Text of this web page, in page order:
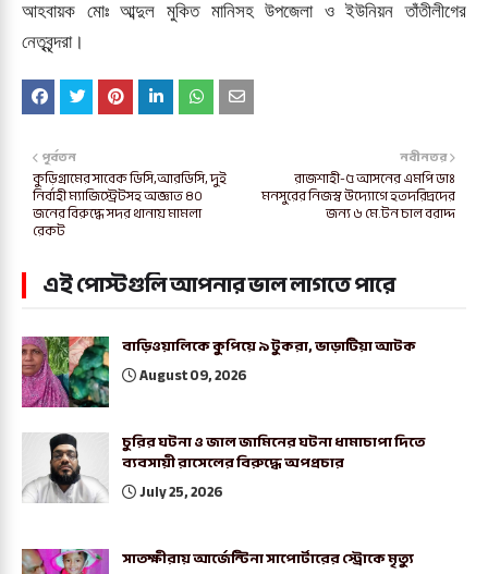
আহবায়ক মোঃ আব্দুল মুকিত মানিসহ উপজেলা ও ইউনিয়ন তাঁতীলীগের
নেতৃবৃন্দরা।
নবীনতর
রাজশাহী-৫ আসনের এমপি ডাঃ
মনসুরের নিজস্ব উদ্যোগে হতদরিদ্রদের
জন্য ৬ মে.টন চাল বরাদ্দ
পূর্বতন
কুড়িগ্রামের সাবেক ডিসি,আরডিসি, দুই
নির্বাহী ম্যাজিস্ট্রেটসহ অজ্ঞাত ৪০
জনের বিরুদ্ধে সদর থানায় মামলা
রেকট
এই পোস্টগুলি আপনার ভাল লাগতে পারে
বাড়িওয়ালিকে কুপিয়ে ৯ টুকরা, ভাড়াটিয়া আটক
August 09, 2026
চুরির ঘটনা ও জাল জামিনের ঘটনা ধামাচাপা দিতে
ব্যবসায়ী রাসেলের বিরুদ্ধে অপপ্রচার
July 25, 2026
সাতক্ষীরায় আর্জেন্টিনা সাপোর্টারের স্ট্রোকে মৃত্যু